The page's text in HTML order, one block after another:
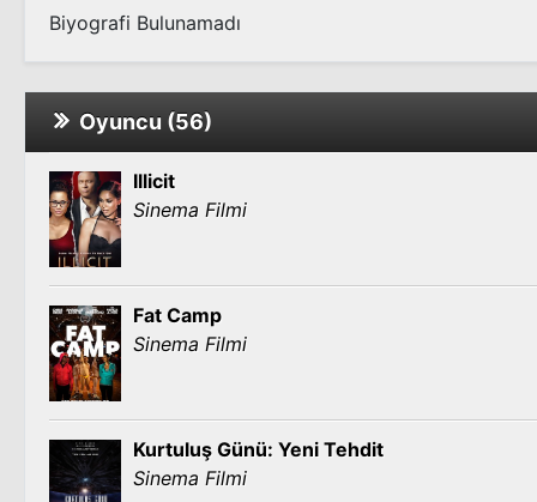
Biyografi Bulunamadı
Oyuncu (56)
Illicit
Sinema Filmi
Fat Camp
Sinema Filmi
Kurtuluş Günü: Yeni Tehdit
Sinema Filmi